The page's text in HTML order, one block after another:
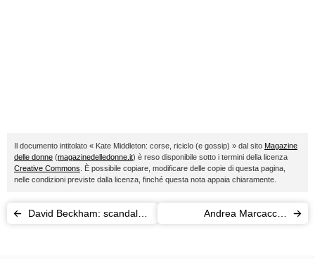
Il documento intitolato « Kate Middleton: corse, riciclo (e gossip) » dal sito Magazine
delle donne (magazinedelledonne.it) è reso disponibile sotto i termini della licenza
Creative Commons . È possibile copiare, modificare delle copie di questa pagina,
nelle condizioni previste dalla licenza, finché questa nota appaia chiaramente.
David Beckham: scandalo
Andrea Marcaccini